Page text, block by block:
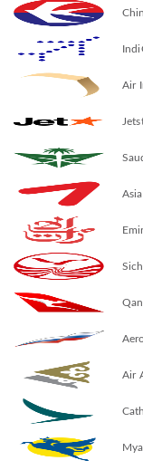
Air
Air